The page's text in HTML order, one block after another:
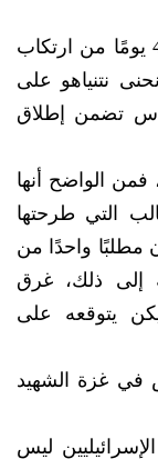
وأكد الموقع الإخباري الدولي أنه بعد 467 يومًا من ارتكاب
نتنياهو على
تضمن إطلاق
الواضح أنها
التي طرحتها
واحدًا من
إلى ذلك، غرق
يتوقعه على
في غزة الشهيد
ليس